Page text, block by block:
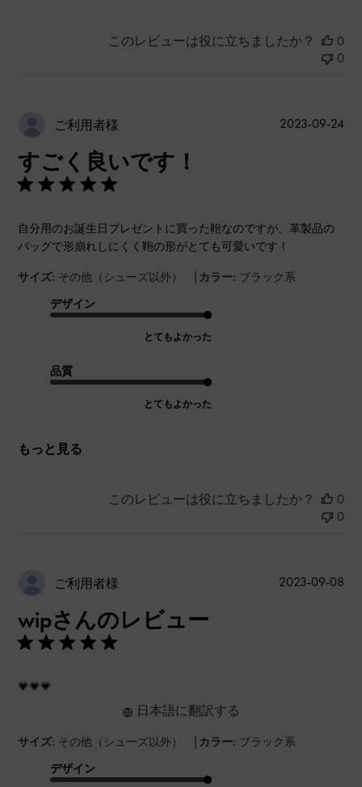
このレビューは役に立ちましたか？
0
0
ご利用者様
すごく良いです！
自分用のお誕生日プレゼントに買った鞄なのですが、革製品の
バッグで形崩れしにくく鞄の形がとても可愛いです！
サイズ: その他（シューズ以外） | カラー: ブラック系
デザイン
とてもよかった
品質
とてもよかった
もっと見る
公
2023-09-24
このレビューは役に立ちましたか？
0
0
ご利用者様
wipさんのレビュー
💗💗💗
サイズ: その他（シューズ以外） | カラー: ブラック系
デザイン
日本語に翻訳する
公
2023-09-08